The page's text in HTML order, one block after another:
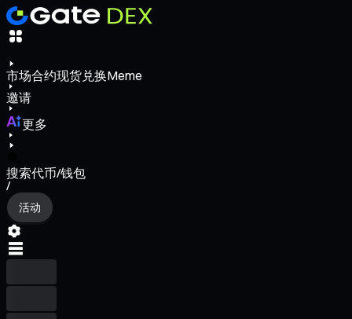
市场合约现货兑换Meme
邀请
更多
搜索代币/钱包
/
活动